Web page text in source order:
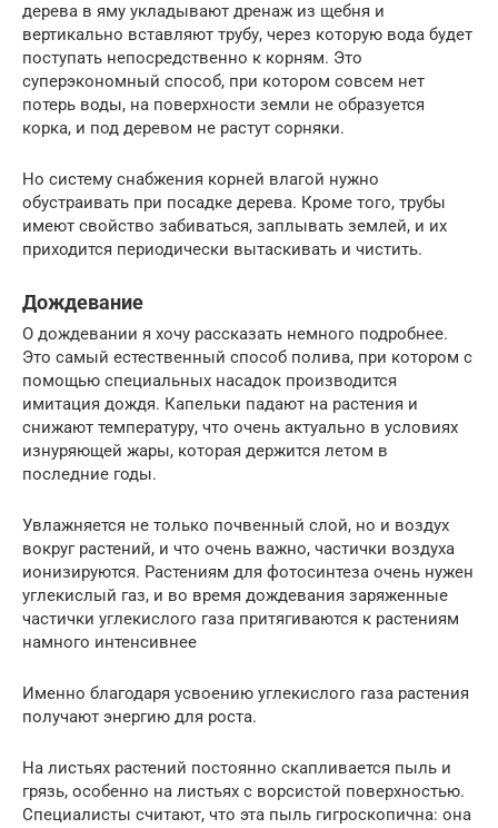
дерева в яму укладывают дренаж из щебня и
вертикально вставляют трубу, через которую вода будет
поступать непосредственно к корням. Это
суперэкономный способ, при котором совсем нет
потерь воды, на поверхности земли не образуется
корка, и под деревом не растут сорняки.
Но систему снабжения корней влагой нужно
обустраивать при посадке дерева. Кроме того, трубы
имеют свойство забиваться, заплывать землей, и их
приходится периодически вытаскивать и чистить.
Дождевание
О дождевании я хочу рассказать немного подробнее.
Это самый естественный способ полива, при котором с
помощью специальных насадок производится
имитация дождя. Капельки падают на растения и
снижают температуру, что очень актуально в условиях
изнуряющей жары, которая держится летом в
последние годы.
Увлажняется не только почвенный слой, но и воздух
вокруг растений, и что очень важно, частички воздуха
ионизируются. Растениям для фотосинтеза очень нужен
углекислый газ, и во время дождевания заряженные
частички углекислого газа притягиваются к растениям
намного интенсивнее
Именно благодаря усвоению углекислого газа растения
получают энергию для роста.
На листьях растений постоянно скапливается пыль и
грязь, особенно на листьях с ворсистой поверхностью.
Специалисты считают, что эта пыль гигроскопична: она